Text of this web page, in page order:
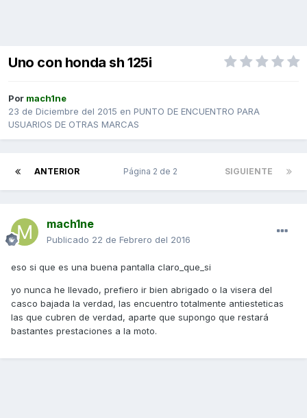
Uno con honda sh 125i
Por mach1ne
23 de Diciembre del 2015 en PUNTO DE ENCUENTRO PARA
USUARIOS DE OTRAS MARCAS
ANTERIOR SIGUIENTE
Página 2 de 2
mach1ne
Publicado 22 de Febrero del 2016
eso si que es una buena pantalla claro_que_si
yo nunca he llevado, prefiero ir bien abrigado o la visera del
casco bajada la verdad, las encuentro totalmente antiesteticas
las que cubren de verdad, aparte que supongo que restará
bastantes prestaciones a la moto.